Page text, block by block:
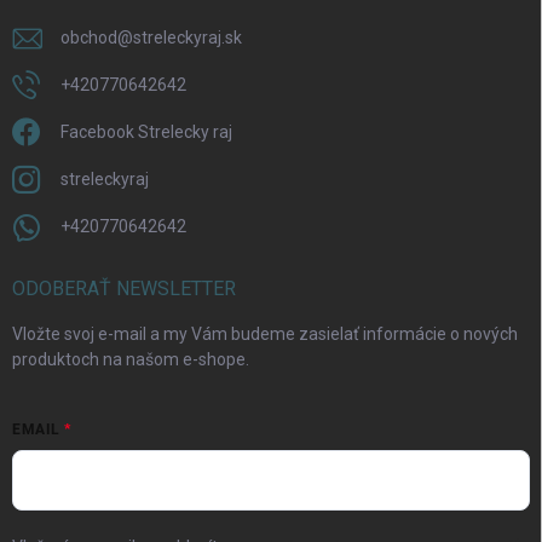
obchod@streleckyraj.sk
+420770642642
Facebook Strelecky raj
streleckyraj
+420770642642
ODOBERAŤ NEWSLETTER
Vložte svoj e-mail a my Vám budeme zasielať informácie o nových
produktoch na našom e-shope.
EMAIL